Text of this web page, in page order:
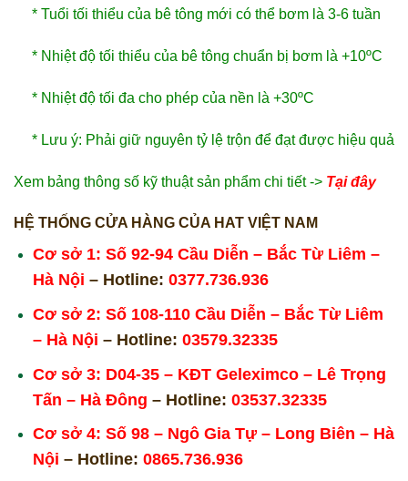
* Tuổi tối thiểu của bê tông mới có thể bơm là 3-6 tuần
* Nhiệt độ tối thiểu của bê tông chuẩn bị bơm là +10ºC
* Nhiệt độ tối đa cho phép của nền là +30ºC
* Lưu ý: Phải giữ nguyên tỷ lệ trộn để đạt được hiệu quả
Xem bảng thông số kỹ thuật sản phẩm chi tiết -> Tại đây
HỆ THỐNG CỬA HÀNG CỦA HAT VIỆT NAM
Cơ sở 1: Số 92-94 Cầu Diễn – Bắc Từ Liêm –
Hà Nội – Hotline: 0377.736.936
Cơ sở 2: Số 108-110 Cầu Diễn – Bắc Từ Liêm
– Hà Nội – Hotline: 03579.32335
Cơ sở 3: D04-35 – KĐT Geleximco – Lê Trọng
Tấn – Hà Đông – Hotline: 03537.32335
Cơ sở 4: Số 98 – Ngô Gia Tự – Long Biên – Hà
Nội – Hotline: 0865.736.936